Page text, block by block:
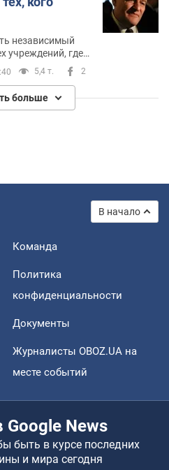
независимый
учреждений, где
люстрировать
5,4 т. 2
больше
В начало
Команда
Политика
конфиденциальности
Документы
Журналисты OBOZ.UA на
месте событий
Google News
быть в курсе последних
и мира сегодня